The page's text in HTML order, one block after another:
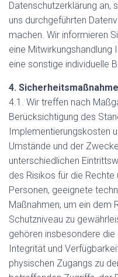
Datenschutzerklärung an,
uns durchgeführten
machen. Wir informieren
eine Mitwirkungshandlung
eine sonstige individuelle
4.
4.1. Wir treffen nach
Berücksichtigung des
Implementierungskosten
Umstände und der
unterschiedlichen
des Risikos für die Rechte
Personen, geeignete
Maßnahmen, um ein dem
Schutzniveau zu
gehören insbesondere
Integrität und
physischen Zugangs zu